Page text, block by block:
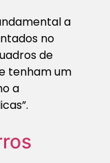
a
no
de
tenham um
a